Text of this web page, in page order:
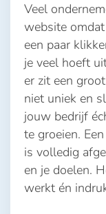
Veel
website
een paar
je veel hoeft
er zit een
niet uniek en
jouw bedrijf
te groeien. Een
is volledig
en je doelen.
werkt én